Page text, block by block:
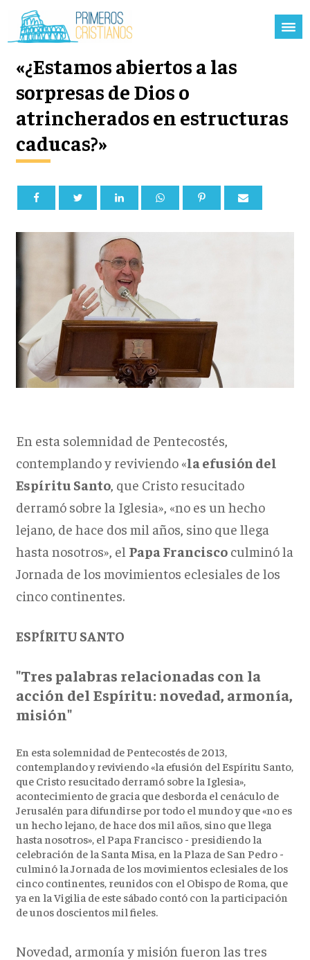
«¿Estamos abiertos a las
sorpresas de Dios o
atrincherados en estructuras
caducas?»
En esta solemnidad de Pentecostés,
contemplando y reviviendo «la efusión del
Espíritu Santo, que Cristo resucitado
derramó sobre la Iglesia», «no es un hecho
lejano, de hace dos mil años, sino que llega
hasta nosotros», el Papa Franciscoculminó la
Jornada de los movimientos eclesiales de los
cinco continentes.
ESPÍRITU SANTO
"Tres palabras relacionadas con la
acción del Espíritu: novedad, armonía,
misión"
En esta solemnidad de Pentecostés de 2013,
contemplando y reviviendo «la efusión del Espíritu Santo,
que Cristo resucitado derramó sobre la Iglesia»,
acontecimiento de gracia que desborda el cenáculo de
Jerusalén para difundirse por todo el mundo y que «no es
un hecho lejano, de hace dos mil años, sino que llega
hasta nosotros», el Papa Francisco - presidiendo la
celebración de la Santa Misa, en la Plaza de San Pedro -
culminó la Jornada de los movimientos eclesiales de los
cinco continentes, reunidos con el Obispo de Roma, que
ya en la Vigilia de este sábado contó con la participación
de unos doscientos mil fieles.
Novedad, armonía y misión fueron las tres